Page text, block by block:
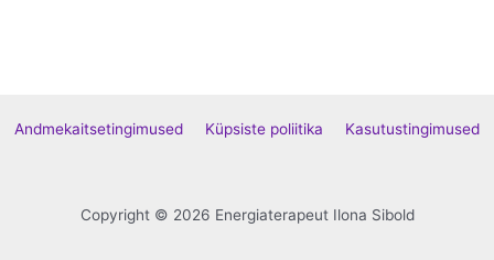
Andmekaitsetingimused Küpsiste poliitika Kasutustingimused
Copyright © 2026 Energiaterapeut Ilona Sibold